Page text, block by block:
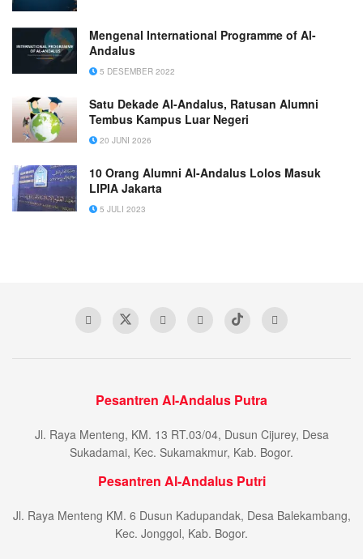
Mengenal International Programme of Al-
Andalus
5 DESEMBER 2022
Satu Dekade Al-Andalus, Ratusan Alumni
Tembus Kampus Luar Negeri
20 JUNI 2026
10 Orang Alumni Al-Andalus Lolos Masuk
LIPIA Jakarta
5 JULI 2023
Pesantren Al-Andalus Putra
Jl. Raya Menteng, KM. 13 RT.03/04, Dusun Cijurey, Desa
Sukadamai, Kec. Sukamakmur, Kab. Bogor.
Pesantren Al-Andalus Putri
Jl. Raya Menteng KM. 6 Dusun Kadupandak, Desa Balekambang,
Kec. Jonggol, Kab. Bogor.